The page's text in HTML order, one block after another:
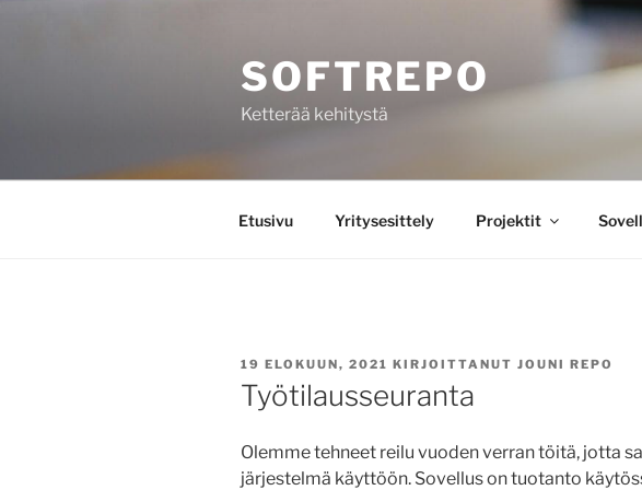
SOFTREPO
Ketterää kehitystä
Etusivu Yritysesittely Projektit
JULKAISTU
19 ELOKUUN, 2021 KIRJOITTANUT JOUNI REPO
Työtilausseuranta
Olemme tehneet reilu vuoden verran töitä, jotta
järjestelmä käyttöön. Sovellus on tuotanto